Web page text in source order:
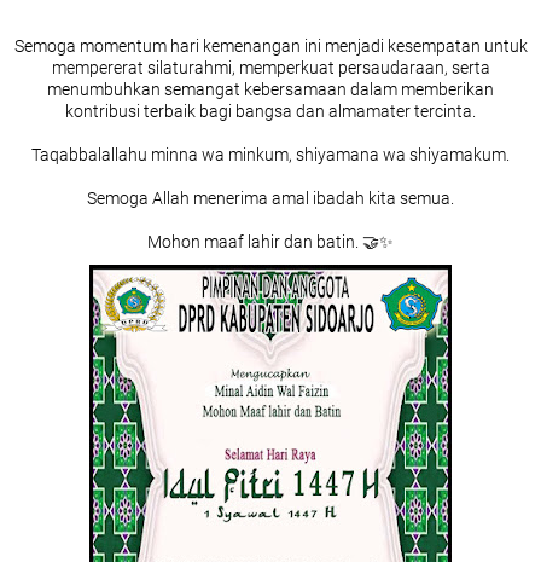
Semoga momentum hari kemenangan ini menjadi kesempatan untuk
mempererat silaturahmi, memperkuat persaudaraan, serta
menumbuhkan semangat kebersamaan dalam memberikan
kontribusi terbaik bagi bangsa dan almamater tercinta.
Taqabbalallahu minna wa minkum, shiyamana wa shiyamakum.
Semoga Allah menerima amal ibadah kita semua.
Mohon maaf lahir dan batin. 🤝✨